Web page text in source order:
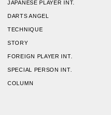
JAPANESE PLAYER INT.
DARTS ANGEL
TECHNIQUE
STORY
FOREIGN PLAYER INT.
SPECIAL PERSON INT.
COLUMN